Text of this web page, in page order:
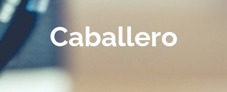
Caballero